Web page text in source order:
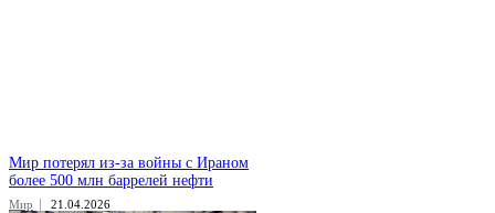
Мир потерял из-за войны с Ираном
более 500 млн баррелей нефти
Мир 21.04.2026